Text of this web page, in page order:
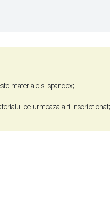
materiale si spandex;
ce urmeaza a fi inscriptionat;